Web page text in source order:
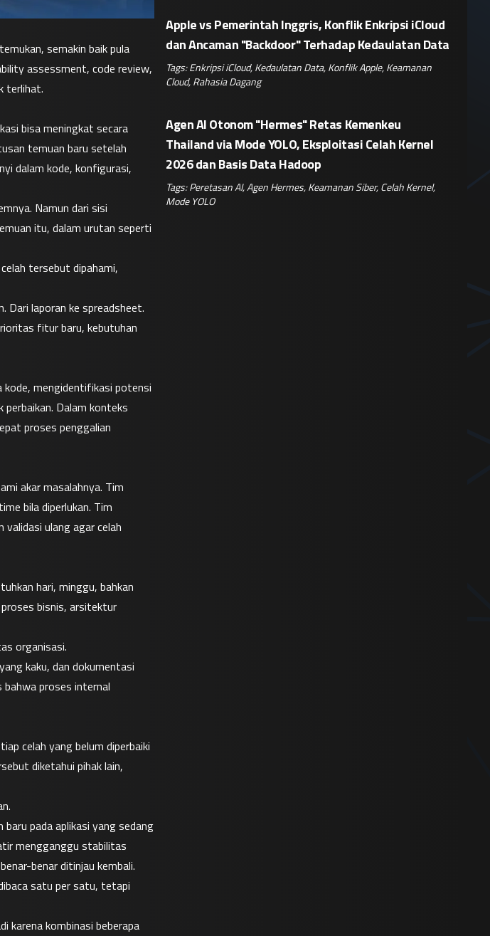
semakin baik pula
assessment, code review,
terlihat.
bisa meningkat secara
temuan baru setelah
dalam kode, konfigurasi,
Namun dari sisi
itu, dalam urutan seperti
tersebut dipahami,
Dari laporan ke spreadsheet.
fitur baru, kebutuhan
kode, mengidentifikasi potensi
Dalam konteks
proses penggalian
akar masalahnya. Tim
bila diperlukan. Tim
ulang agar celah
hari, minggu, bahkan
bisnis, arsitektur
organisasi.
kaku, dan dokumentasi
bahwa proses internal
celah yang belum diperbaiki
diketahui pihak lain,
pada aplikasi yang sedang
mengganggu stabilitas
benar ditinjau kembali.
satu per satu, tetapi
karena kombinasi beberapa
Apple vs Pemerintah Inggris, Konflik Enkripsi iCloud
dan Ancaman "Backdoor" Terhadap Kedaulatan Data
Tags:Enkripsi iCloud,Kedaulatan Data,Konflik Apple,Keamanan
Cloud,Rahasia Dagang
Agen AI Otonom "Hermes" Retas Kemenkeu
Thailand via Mode YOLO, Eksploitasi Celah Kernel
2026 dan Basis Data Hadoop
Tags:Peretasan AI,Agen Hermes,Keamanan Siber,Celah Kernel,
Mode YOLO